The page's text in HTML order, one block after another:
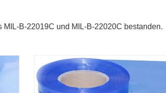
MIL-B-22019C und MIL-B-22020C bestanden.